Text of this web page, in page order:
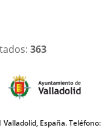
363
Valladolid, España. Teléfono: